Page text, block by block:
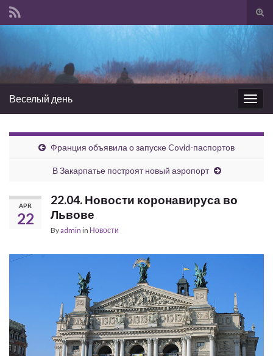
Веселый день
Франция объявила о запуске Covid-паспортов
В Закарпатье построят новый аэропорт
APR
22
22.04. Новости коронавируса во
Львове
Byadmin in Новости